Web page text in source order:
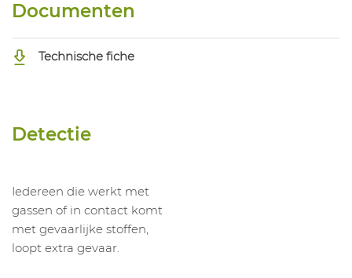
Documenten
Technische fiche
Detectie
Iedereen die werkt met
gassen of in contact komt
met gevaarlijke stoffen,
loopt extra gevaar.